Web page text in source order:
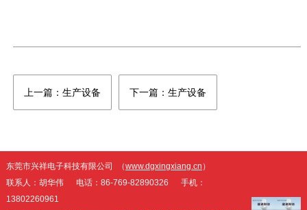
上一篇：生产设备 下一篇：生产设备
东莞市兴祥电子科技有限公司 （www.dgxingxiang.cn ）
联系人：胡华伟 电话：86-769-82890326 手机：
13802260961